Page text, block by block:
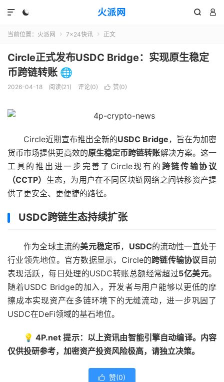
火派网
  

当前位置： 火派网  7×24快讯  正文
Circle正式发布USDC Bridge：实现原生稳定
币跨链转账 🌐
2026-04-18 阅读(21) 评论(0)  赞(0)
Circle近期宣布推出全新的USDC Bridge，旨在为加密
货币市场提供更高效的原生稳定币跨链转账解决方案。这一
工具的推出进一步完善了Circle现有的 跨链传输协议
（CCTP） 生态，为用户在不同区块链网络之间转移资产提
供了更安全、更便捷的路径。
USDC跨链生态持续扩张
作为全球主流的美元稳定币， USDC的流动性一直处于
行业领先地位。官方数据显示，Circle的跨链传输协议 目前
表现活跃，每日处理的USDC转账总额经常超过5亿美元。
随着USDC Bridge的加入，开发者与用户能够以更低的摩
擦成本实现资产在多链环境下的无缝流动，进一步巩固了
USDC在DeFi领域的基石地位。
💡 4P.net 提示：以上资讯由智能引擎自动编译。内容
仅供投研参考，加密资产投资风险极高，请独立决策。
 赞(0)